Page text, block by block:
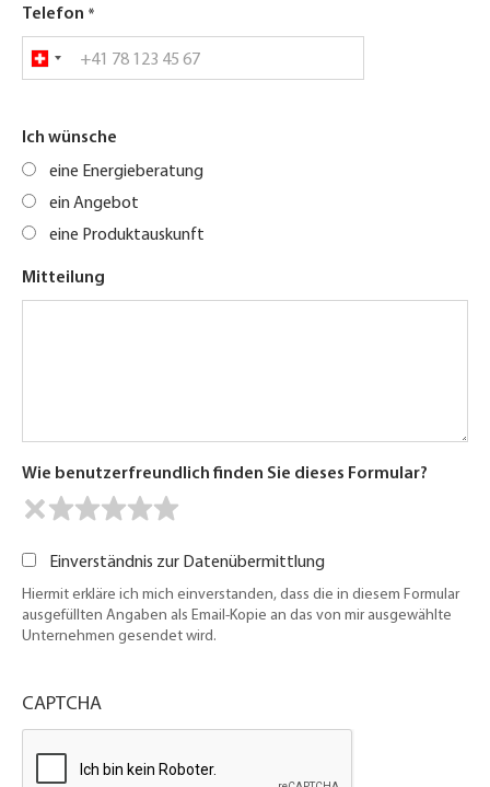
Telefon
Ich wünsche
eine Energieberatung
ein Angebot
eine Produktauskunft
Mitteilung
Wie benutzerfreundlich finden Sie dieses Formular?
Einverständnis zur Datenübermittlung
Hiermit erkläre ich mich einverstanden, dass die in diesem Formular
ausgefüllten Angaben als Email-Kopie an das von mir ausgewählte
Unternehmen gesendet wird.
CAPTCHA